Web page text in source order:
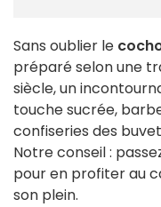
Sans oublier le
préparé selon une
siècle, un
touche sucrée,
confiseries des
Notre conseil :
pour en profiter au
son plein.